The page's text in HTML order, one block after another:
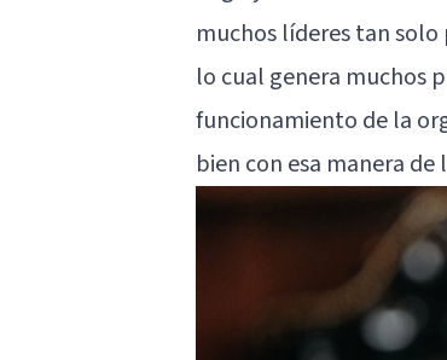
muchos líderes tan
lo cual genera muchos
funcionamiento de la
bien con esa manera de